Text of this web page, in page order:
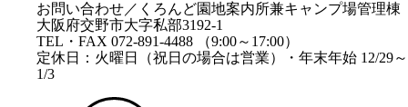
お問い合わせ／くろんど園地案内所兼キャンプ場管理棟
大阪府交野市大字私部3192-1
TEL・FAX 072-891-4488 （9:00～17:00）
定休日：火曜日（祝日の場合は営業）・年末年始 12/29～
1/3